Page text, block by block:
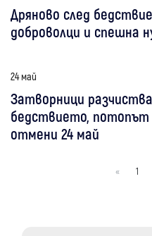
Дряново след
доброволци и спешна
24 май
Затворници
бедствието, потопът
отмени 24 май
« 1